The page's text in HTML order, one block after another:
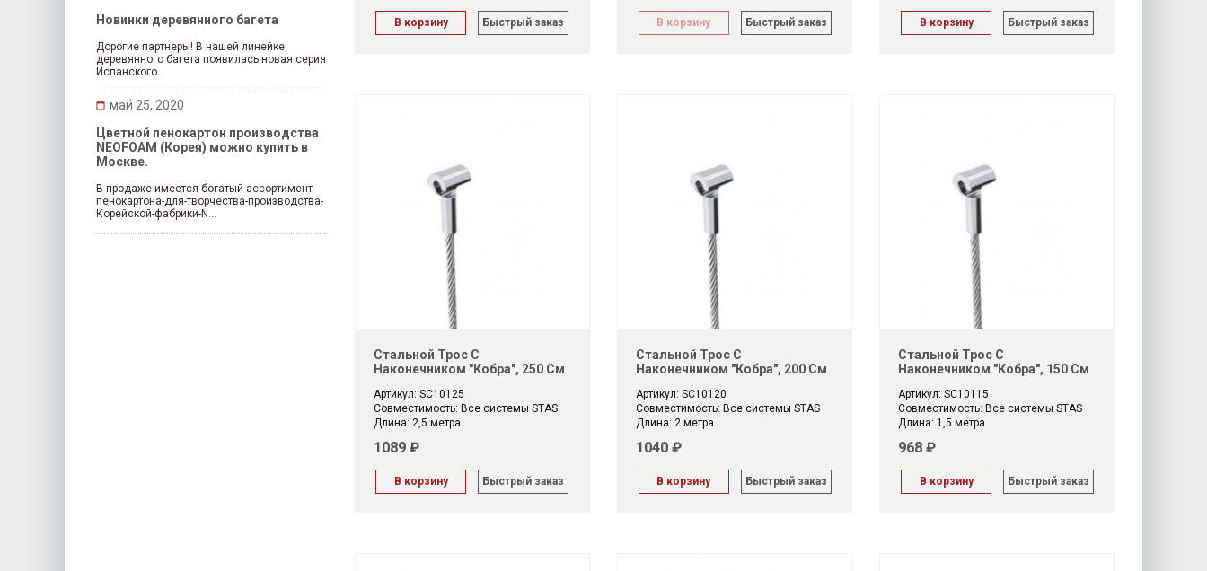
Новинки деревянного багета
Дорогие партнеры! В нашей линейке
деревянного багета появилась новая серия
Испанского...
май 25, 2020
Цветной пенокартон производства
NEOFOAM (Корея) можно купить в
Москве.
В-продаже-имеется-богатый-ассортимент-
пенокартона-для-творчества-производства-
Корейской-фабрики-N...
В корзину Быстрый заказ В корзину Быстрый заказ В корзину Быстрый заказ
Стальной Трос С
Наконечником "Кобра", 250 См
Артикул: SC10125
Совместимость: Все системы STAS
Длина: 2,5 метра
1089 ₽
В корзину Быстрый заказ
Стальной Трос С
Наконечником "Кобра", 200 См
Артикул: SC10120
Совместимость: Все системы STAS
Длина: 2 метра
1040 ₽
В корзину Быстрый заказ
Стальной Трос С
Наконечником "Кобра", 150 См
Артикул: SC10115
Совместимость: Все системы STAS
Длина: 1,5 метра
968 ₽
В корзину Быстрый заказ